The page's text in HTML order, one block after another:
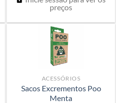
preços
ACESSÓRIOS
Sacos Excrementos Poo
Menta